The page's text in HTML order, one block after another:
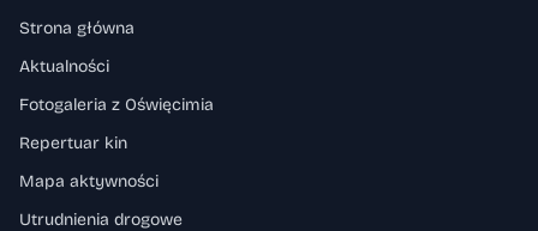
Strona główna
Aktualności
Fotogaleria z Oświęcimia
Repertuar kin
Mapa aktywności
Utrudnienia drogowe